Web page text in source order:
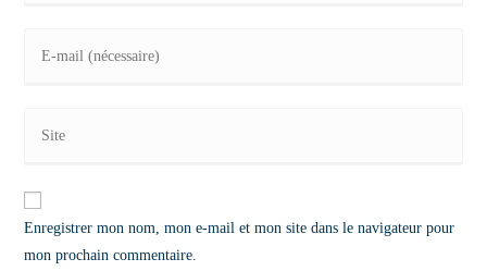
Enregistrer mon nom, mon e-mail et mon site dans le navigateur pour
mon prochain commentaire.